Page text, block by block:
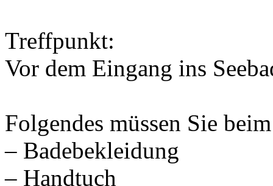
Treffpunkt:
Vor dem Eingang ins
Folgendes müssen Sie
– Badebekleidung
– Handtuch